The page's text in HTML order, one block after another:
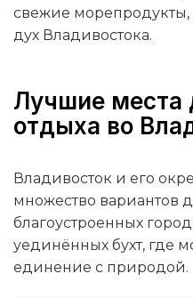
свежие
дух Владивостока.
Лучшие места
отдыха во
Владивосток и его
множество вариантов
благоустроенных
уединённых бухт, где
единение с природой.